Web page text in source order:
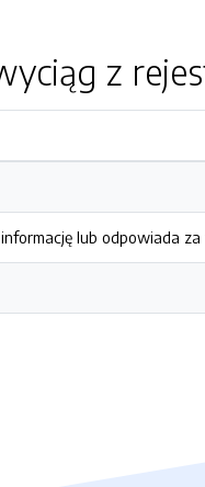
z
lub odpowiada za